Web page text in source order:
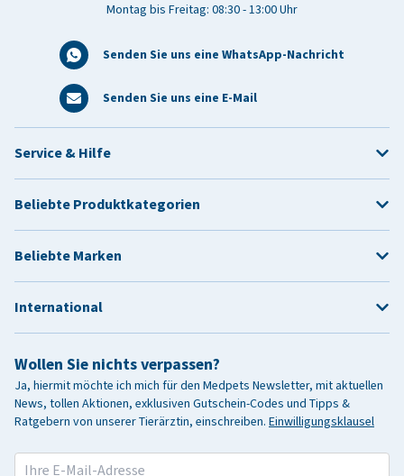
Montag bis Freitag: 08:30 - 13:00 Uhr
Senden Sie uns eine WhatsApp-Nachricht
Senden Sie uns eine E-Mail
Wollen Sie nichts verpassen?
Ja, hiermit möchte ich mich für den Medpets Newsletter, mit aktuellen
News, tollen Aktionen, exklusiven Gutschein-Codes und Tipps &
Ratgebern von unserer Tierärztin, einschreiben. Einwilligungsklausel
Service & Hilfe
Beliebte Produktkategorien
Beliebte Marken
International